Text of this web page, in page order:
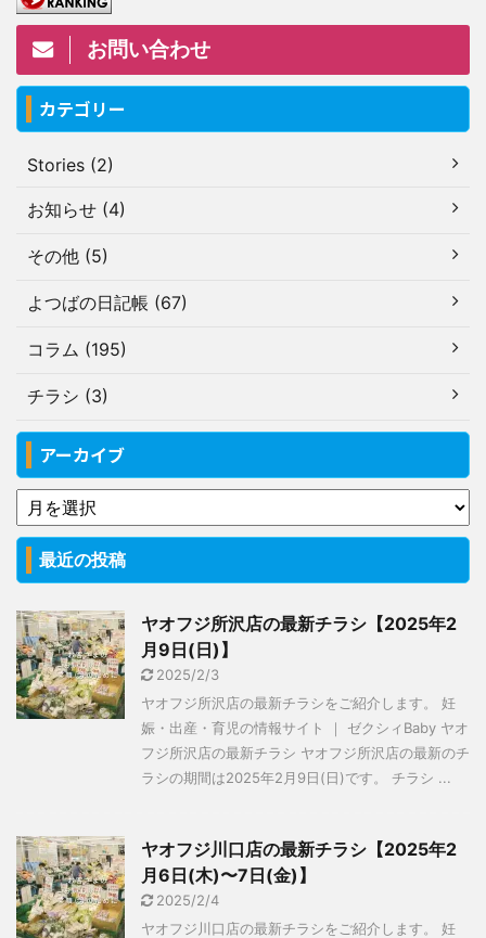
お問い合わせ
カテゴリー
Stories (2)
お知らせ (4)
その他 (5)
よつばの日記帳 (67)
コラム (195)
チラシ (3)
アーカイブ
最近の投稿
ヤオフジ所沢店の最新チラシ【2025年2
月9日(日)】
2025/2/3
ヤオフジ所沢店の最新チラシをご紹介します。 妊
娠・出産・育児の情報サイト ｜ ゼクシィBaby ヤオ
フジ所沢店の最新チラシ ヤオフジ所沢店の最新のチ
ラシの期間は2025年2月9日(日)です。 チラシ ...
ヤオフジ川口店の最新チラシ【2025年2
月6日(木)〜7日(金)】
2025/2/4
ヤオフジ川口店の最新チラシをご紹介します。 妊